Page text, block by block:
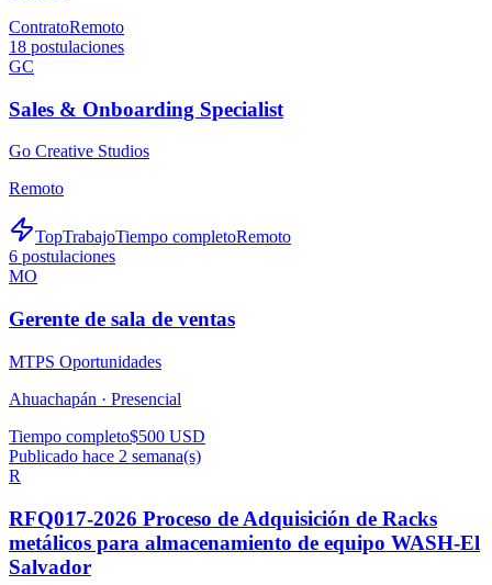
ContratoRemoto
18 postulaciones
GC
Sales & Onboarding Specialist
Go Creative Studios
Remoto
TopTrabajoTiempo completoRemoto
6 postulaciones
MO
Gerente de sala de ventas
MTPS Oportunidades
Ahuachapán · Presencial
Tiempo completo$500 USD
Publicado hace 2 semana(s)
R
RFQ017-2026 Proceso de Adquisición de Racks
metálicos para almacenamiento de equipo WASH-El
Salvador